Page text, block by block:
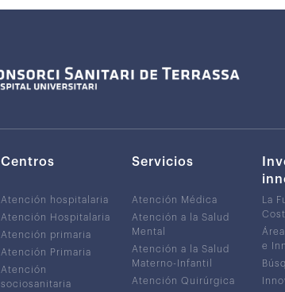
Centros
Atención hospitalaria
Atención Hospitalaria
Atención primaria
Atención Primaria
Atención
sociosanitaria
Servicios
Atención Médica
Atención a la Salud
Mental
Atención a la Salud
Materno-Infantil
Atención Quirúrgica
La
e